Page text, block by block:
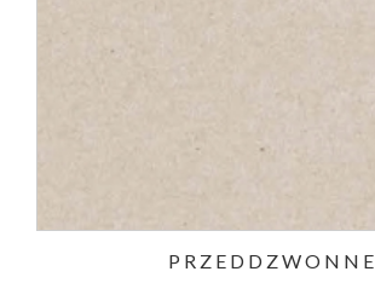
P R Z E D D Z W O N N E